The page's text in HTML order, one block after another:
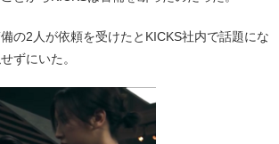
の2人が依頼を受けたとKICKS社内で話題にな
ずにいた。